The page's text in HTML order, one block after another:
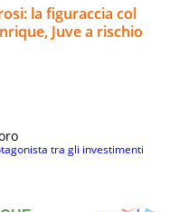
la figuraccia col
Juve a rischio
tra gli investimenti